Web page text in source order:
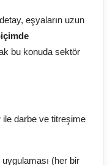
eşyaların uzun
bu konuda sektör
ile darbe ve titreşime
uygulaması (her bir